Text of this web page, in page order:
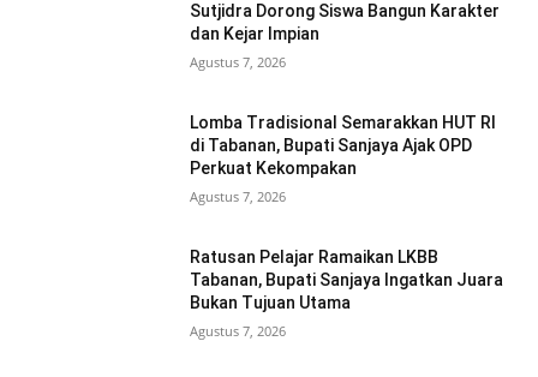
Sutjidra Dorong Siswa Bangun Karakter
dan Kejar Impian
Agustus 7, 2026
Lomba Tradisional Semarakkan HUT RI
di Tabanan, Bupati Sanjaya Ajak OPD
Perkuat Kekompakan
Agustus 7, 2026
Ratusan Pelajar Ramaikan LKBB
Tabanan, Bupati Sanjaya Ingatkan Juara
Bukan Tujuan Utama
Agustus 7, 2026